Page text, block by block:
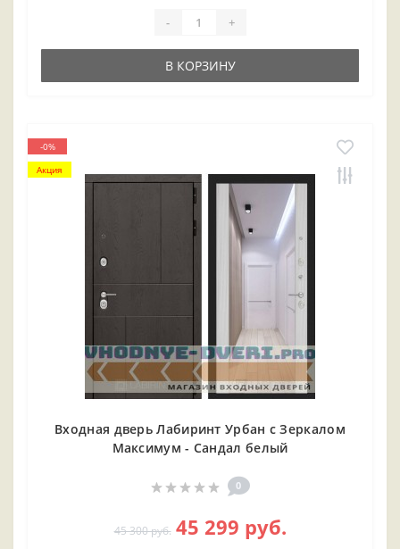
- +
В КОРЗИНУ
-0%
Акция
Входная дверь Лабиринт Урбан с Зеркалом
Максимум - Сандал белый
0
45 300 руб. 45 299 руб.